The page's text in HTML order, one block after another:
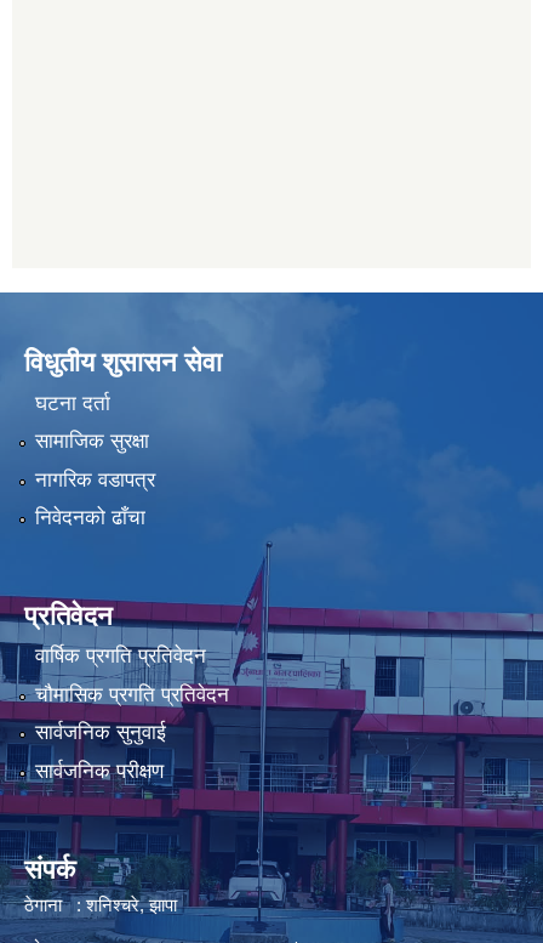
विधुतीय शुसासन सेवा
घटना दर्ता
सामाजिक सुरक्षा
नागरिक वडापत्र
निवेदनको ढाँचा
प्रतिवेदन
वार्षिक प्रगति प्रतिवेदन
चौमासिक प्रगति प्रतिवेदन
सार्वजनिक सुनुवाई
सार्वजनिक परीक्षण
संपर्क
ठेगाना : शनिश्चरे, झापा